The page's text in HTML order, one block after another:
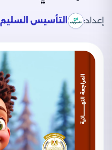
إعداد: التأسيس السليم